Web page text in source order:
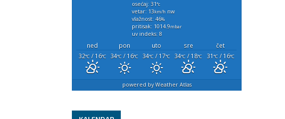
osećaj: 31°c
vetar: 13 km/h nw
vlažnost: 46%
pritisak: 1014.9mbar
uv indeks: 8
ned pon uto sre
čet
32°C / 16°C 34°C / 16°C 34°C / 17°C 34°C / 18°C 31 °C/ 16°C
powered byWeather Atlas